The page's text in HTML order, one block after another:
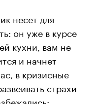
несет для
он уже в курсе
кухни, вам не
и начнет
в кризисные
страхи